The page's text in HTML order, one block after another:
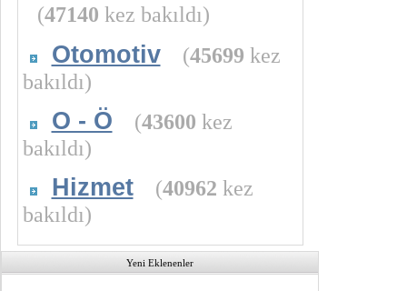
(47140 kez bakıldı)
Otomotiv (45699 kez
bakıldı)
O - Ö (43600 kez
bakıldı)
Hizmet (40962 kez
bakıldı)
Yeni Eklenenler